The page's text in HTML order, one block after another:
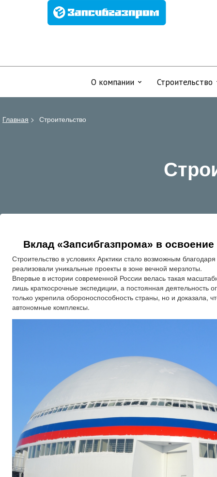
О компании Строительство
Главная > Строительство
Вклад «Запсибгазпрома» в
Строительство в условиях Арктики стало возможным
реализовали уникальные проекты в зоне вечной мерзлоты.
Впервые в истории современной России велась такая
лишь краткосрочные экспедиции, а постоянная деятельность
только укрепила обороноспособность страны, но и
автономные комплексы.